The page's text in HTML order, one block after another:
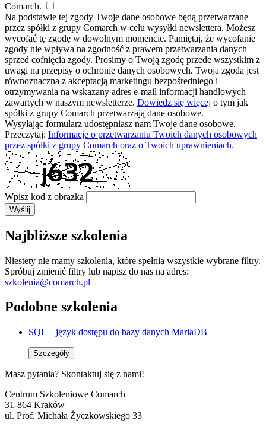
Comarch.
Na podstawie tej zgody Twoje dane osobowe będą przetwarzane
przez spółki z grupy Comarch w celu wysyłki newslettera. Możesz
wycofać tę zgodę w dowolnym momencie. Pamiętaj, że wycofanie
zgody nie wpływa na zgodność z prawem przetwarzania danych
sprzed cofnięcia zgody. Prosimy o Twoją zgodę przede wszystkim z
uwagi na przepisy o ochronie danych osobowych. Twoja zgoda jest
równoznaczna z akceptacją marketingu bezpośredniego i
otrzymywania na wskazany adres e-mail informacji handlowych
zawartych w naszym newsletterze. Dowiedz się więcej o tym jak
spółki z grupy Comarch przetwarzają dane osobowe.
Wysyłając formularz udostępniasz nam Twoje dane osobowe.
Przeczytaj: Informacje o przetwarzaniu Twoich danych osobowych
przez spółki z grupy Comarch oraz o Twoich uprawnieniach.
Wpisz kod z obrazka
Wyślij
Najbliższe szkolenia
Niestety nie mamy szkolenia, które spełnia wszystkie wybrane filtry.
Spróbuj zmienić filtry lub napisz do nas na adres:
szkolenia@comarch.pl
Podobne szkolenia
SQL – język dostępu do bazy danych MariaDB
Szczegóły
Masz pytania? Skontaktuj się z nami!
Centrum Szkoleniowe Comarch
31-864 Kraków
ul. Prof. Michała Życzkowskiego 33